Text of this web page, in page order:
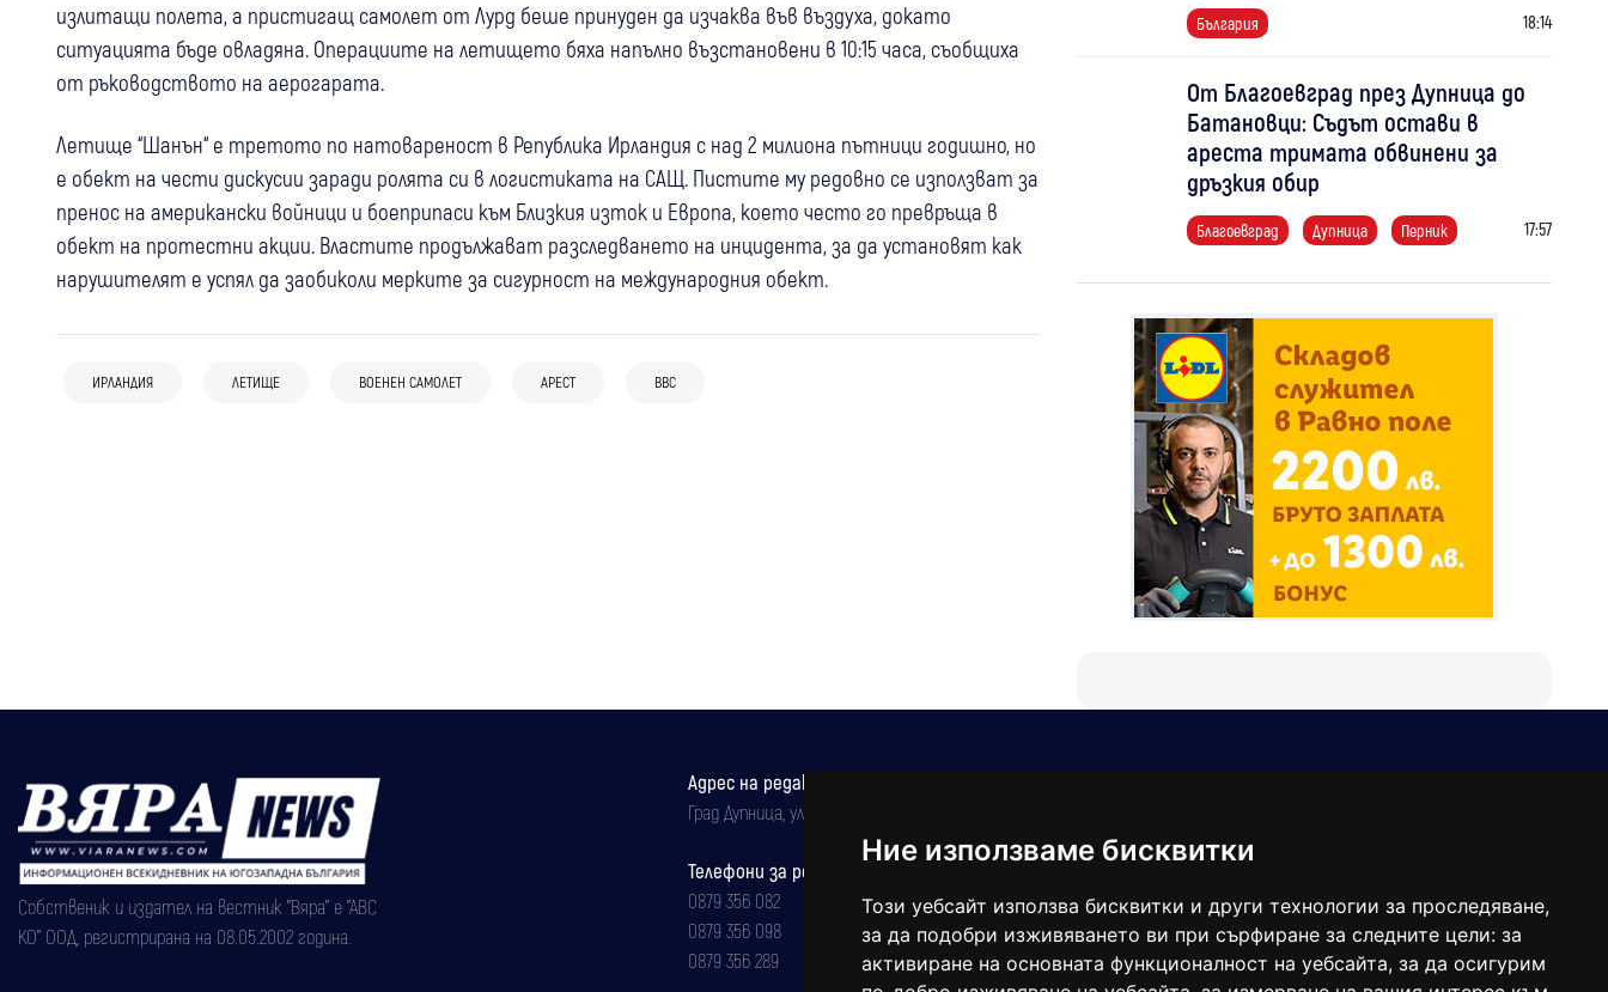
Ние използваме бисквитки
Този уебсайт използва бисквитки и други технологии за проследяване,
за да подобри изживяването ви при сърфиране за следните цели: за
активиране на основната функционалност на уебсайта, за да осигурим
излитащи полета, а пристигащ самолет от Лурд беше принуден да изчаква във въздуха, докато
ситуацията бъде овладяна. Операциите на летището бяха напълно възстановени в 10:15 часа, съобщиха
от ръководството на аерогарата.
Летище “Шанън“ е третото по натовареност в Република Ирландия с над 2 милиона пътници годишно, но
е обект на чести дискусии заради ролята си в логистиката на САЩ. Пистите му редовно се използват за
пренос на американски войници и боеприпаси към Близкия изток и Европа, което често го превръща в
обект на протестни акции. Властите продължават разследването на инцидента, за да установят как
нарушителят е успял да заобиколи мерките за сигурност на международния обект.
ИРЛАНДИЯ ЛЕТИЩЕ ВОЕНЕН САМОЛЕТ АРЕСТ ВВС
мъж го карал с превишена скорост
05 авг
Полицията и ДФЗ разкриха роднинска
000 евро
петричкото село Митино: Задържаха
фентанила у нас: Лаборатория във
Повдигнаха обвинение на 17-годишния,
02 авг
България 18:14
От Благоевград през Дупница до
Батановци: Съдът остави в
ареста тримата обвинени за
дръзкия обир
Благоевград Дупница Перник 17:57
Собственик и издател на вестник "Вяра" е "АВС
КО" ООД, регистрирана на 08.05.2002 година.
Адрес на редакцията
Град Дупница, ул.''Христо Ботев" 43
Телефони за реклама и абонаменти
0879 356 082
0879 356 098
0879 356 289
balgarkanews@gmail.com